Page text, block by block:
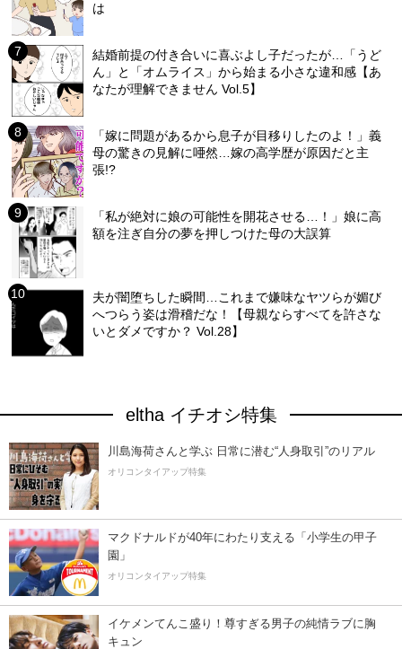
は
結婚前提の付き合いに喜ぶよし子だったが…「うど
ん」と「オムライス」から始まる小さな違和感【あ
なたが理解できません Vol.5】
「嫁に問題があるから息子が目移りしたのよ！」義
母の驚きの見解に唖然…嫁の高学歴が原因だと主
張!?
「私が絶対に娘の可能性を開花させる…！」娘に高
額を注ぎ自分の夢を押しつけた母の大誤算
夫が闇堕ちした瞬間…これまで嫌味なヤツらが媚び
へつらう姿は滑稽だな！【母親ならすべてを許さな
いとダメですか？ Vol.28】
eltha イチオシ特集
川島海荷さんと学ぶ 日常に潜む“人身取引”のリアル
オリコンタイアップ特集
マクドナルドが40年にわたり支える「小学生の甲子
園」
オリコンタイアップ特集
イケメンてんこ盛り！尊すぎる男子の純情ラブに胸
キュン